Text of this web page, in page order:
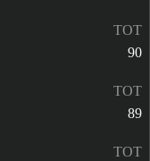
TOT
90
TOT
89
TOT